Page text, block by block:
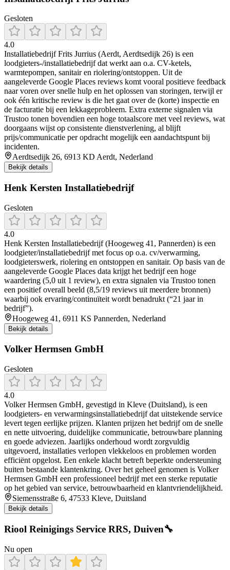
Gesloten
4.0
Installatiebedrijf Frits Jurrius (Aerdt, Aerdtsedijk 26) is een
loodgieters-/installatiebedrijf dat werkt aan o.a. CV-ketels,
warmtepompen, sanitair en riolering/ontstoppen. Uit de
aangeleverde Google Places reviews komt vooral positieve feedback
naar voren over snelle hulp en het oplossen van storingen, terwijl er
ook één kritische review is die het gaat over de (korte) inspectie en
de facturatie bij een lekkageprobleem. Extra externe signalen via
Trustoo tonen bovendien een hoge totaalscore met veel reviews, wat
doorgaans wijst op consistente dienstverlening, al blijft
prijs/communicatie per opdracht mogelijk een aandachtspunt bij
incidenten.
Aerdtsedijk 26, 6913 KD Aerdt, Nederland
Bekijk details
Henk Kersten Installatiebedrijf
Gesloten
4.0
Henk Kersten Installatiebedrijf (Hoogeweg 41, Pannerden) is een
loodgieter/installatiebedrijf met focus op o.a. cv/verwarming,
loodgieterswerk, riolering en ontstoppen en sanitair. Op basis van de
aangeleverde Google Places data krijgt het bedrijf een hoge
waardering (5,0 uit 1 review), en extra signalen via Trustoo tonen
een positief overall beeld (8,5/19 reviews uit meerdere bronnen)
waarbij ook ervaring/continuïteit wordt benadrukt (“21 jaar in
bedrijf”).
Hoogeweg 41, 6911 KS Pannerden, Nederland
Bekijk details
Volker Hermsen GmbH
Gesloten
4.0
Volker Hermsen GmbH, gevestigd in Kleve (Duitsland), is een
loodgieters- en verwarmingsinstallatiebedrijf dat uitstekende service
levert tegen eerlijke prijzen. Klanten prijzen het bedrijf om de snelle
en nette uitvoering, duidelijke communicatie, betrouwbare planning
en goede adviezen. Jaarlijks onderhoud wordt zorgvuldig
uitgevoerd, installaties verlopen vlekkeloos en problemen worden
efficiënt opgelost. Een enkele klacht betreft beperkte ondersteuning
buiten bestaande klantenkring. Over het geheel genomen is Volker
Hermsen GmbH een professioneel bedrijf met een sterke reputatie
op het gebied van service, betrouwbaarheid en klantvriendelijkheid.
Siemensstraße 6, 47533 Kleve, Duitsland
Bekijk details
Riool Reinigings Service RRS, Duiven🔧
Nu open